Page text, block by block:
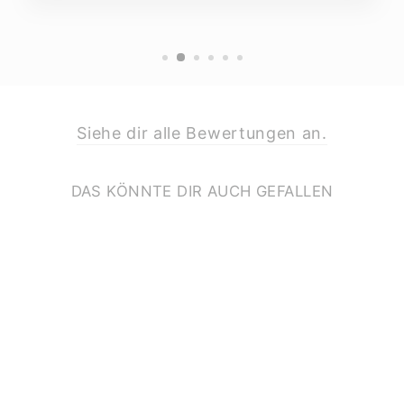
Siehe dir alle Bewertungen an.
DAS KÖNNTE DIR AUCH GEFALLEN